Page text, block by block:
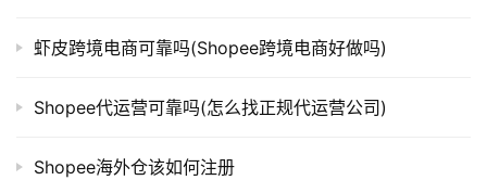
虾皮跨境电商可靠吗(Shopee跨境电商好做吗)
Shopee代运营可靠吗(怎么找正规代运营公司)
Shopee海外仓该如何注册